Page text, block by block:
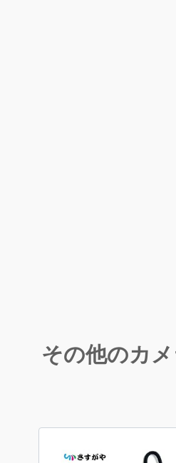
その他のカ